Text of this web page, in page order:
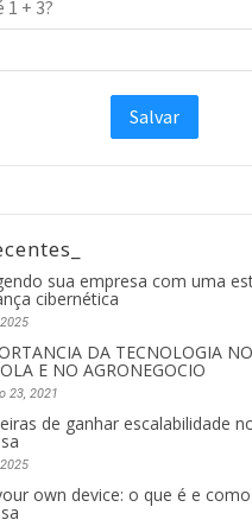
sua empresa com uma
cibernética
DA TECNOLOGIA
E NO AGRONEGOCIO
23, 2021
de ganhar escalabilidade
own device: o que é e